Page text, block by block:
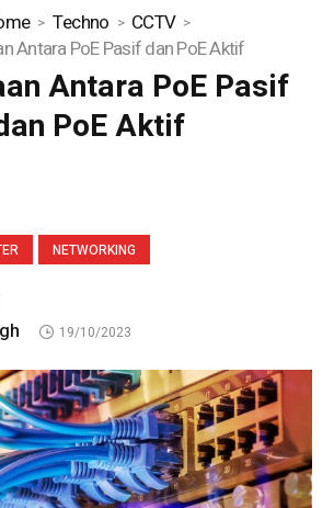
Techno
CCTV
Antara PoE Pasif dan PoE Aktif
Antara PoE Pasif
PoE Aktif
NETWORKING
19/10/2023